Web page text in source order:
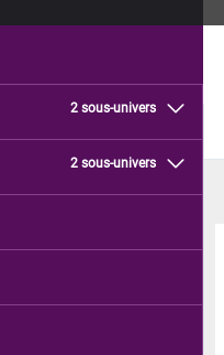
2 sous-univers
2 sous-univers